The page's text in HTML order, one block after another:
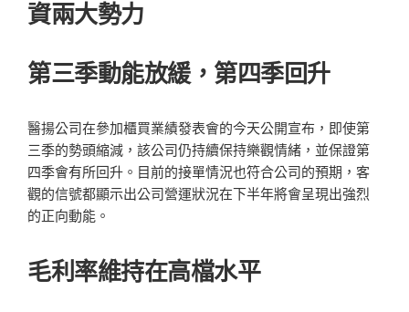
資兩大勢力
第三季動能放緩，第四季回升
醫揚公司在參加櫃買業績發表會的今天公開宣布，即使第
三季的勢頭縮減，該公司仍持續保持樂觀情緒，並保證第
四季會有所回升。目前的接單情況也符合公司的預期，客
觀的信號都顯示出公司營運狀況在下半年將會呈現出強烈
的正向動能。
毛利率維持在高檔水平